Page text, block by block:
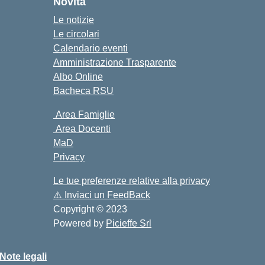
Le notizie
Le circolari
Calendario eventi
Amministrazione Trasparente
Albo Online
Bacheca RSU
Area Famiglie
Area Docenti
MaD
Privacy
Le tue preferenze relative alla privacy
⚠️ Inviaci un FeedBack
Copyright © 2023
Powered by Picieffe Srl
Note legali